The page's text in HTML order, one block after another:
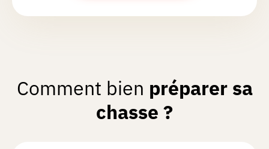
Chasse sympathique.
Comment bien préparer sa
chasse ?